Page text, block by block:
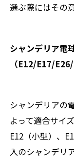
選ぶ際にはその
シャンデリア電
（E12/E17/
シャンデリアの
よって適合サイ
E12（小型）、
入のシャンデリ